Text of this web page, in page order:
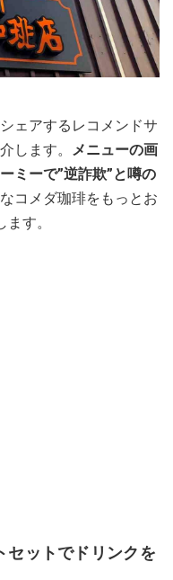
ェアするレコメンドサ
します。
メニューの画
ミーで”逆詐欺”と噂の
コメダ珈琲をもっとお
す。
セットでドリンクを